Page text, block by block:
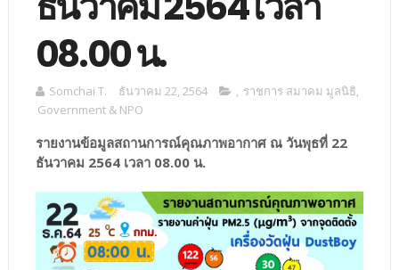
08.00 น.
Somchai T. ธันวาคม 22, 2564 , ราชการ สมาคม มูลนิธิ,
Government & NPO
รายงานข้อมูลสถานการณ์คุณภาพอากาศ ณ วันพุธที่ 22
ธันวาคม 2564 เวลา 08.00 น.